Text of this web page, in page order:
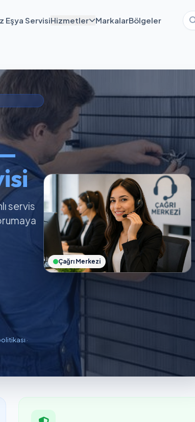
Eşya ServisiHizmetler MarkalarBölgeler
servis
·
Çağrı Merkezi